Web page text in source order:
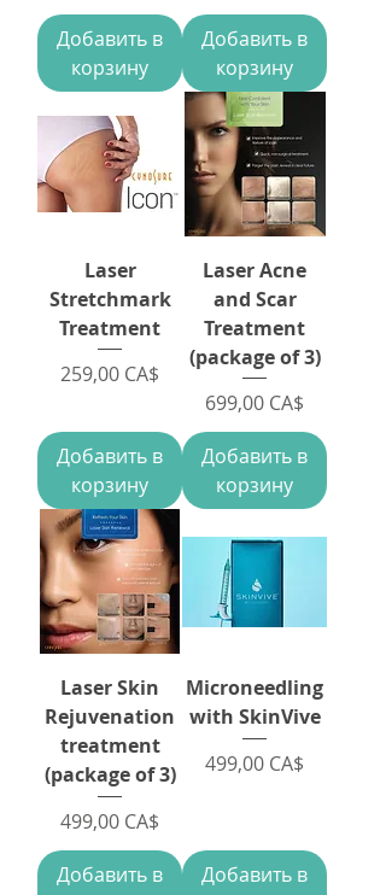
Добавить в
корзину
Добавить в
корзину
Laser
Stretchmark
Treatment
Цена
259,00 CA$
Добавить в
корзину
Laser Acne
and Scar
Treatment
(package of 3)
Цена
699,00 CA$
Добавить в
корзину
Laser Skin
Rejuvenation
treatment
(package of 3)
Цена
499,00 CA$
Добавить в
Microneedling
with SkinVive
Цена
499,00 CA$
Добавить в